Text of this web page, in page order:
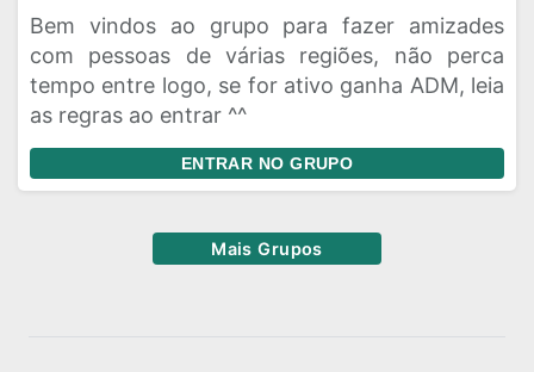
Bem vindos ao grupo para fazer amizades
com pessoas de várias regiões, não perca
tempo entre logo, se for ativo ganha ADM, leia
as regras ao entrar ^^
ENTRAR NO GRUPO
Mais Grupos